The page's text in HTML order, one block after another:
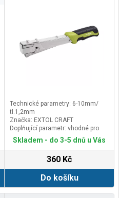
Technické parametry: 6-10mm/
tl.1,2mm
Značka: EXTOL CRAFT
Doplňující parametr: vhodné pro
spony: výška 6-10mm, rozteč 10,6x
tl.1,2mm+ rozteč 11,3x tl.1,2mm,
váha cca 490g
Skladem - do 3-5 dnů u Vás
360 Kč
Do košíku